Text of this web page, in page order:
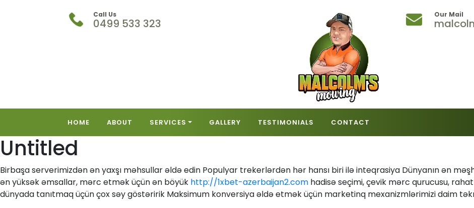
Call Us
0499 533 323
Our Mail
HOME ABOUT SERVICES GALLERY TESTIMONIALS CONTACT
Untitled
Birbaşa serverimizdən ən yaxşı məhsullar əldə edin Populyar trekerlərdən hər hansı biri ilə inteqrasiya Dünyanın ən
ən yüksək əmsallar, mərc etmək üçün ən böyük http://1xbet-azerbaijan2.com hadisə seçimi, çevik mərc qurucusu,
dünyada tanıtmaq üçün çox səy göstəririk Maksimum konversiya əldə etmək üçün marketinq mexanizmlərimizi daim